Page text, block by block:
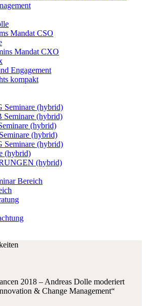
Mandat CSO
Mandat CXO
Engagement
kompakt
(hybrid)
(hybrid)
(hybrid)
(hybrid)
(hybrid)
(hybrid)
(hybrid)
Bereich
2018 – Andreas Dolle moderiert
& Change Management“